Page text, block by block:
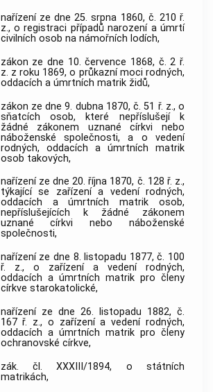
nařízení ze dne 25. srpna 1860, č. 210 ř.
z., o registraci případů narození a úmrtí
civilních osob na námořních lodích,
zákon ze dne 10. července 1868, č. 2 ř.
z. z roku 1869, o průkazní moci rodných,
oddacích a úmrtních matrik židů,
zákon ze dne 9. dubna 1870, č. 51 ř. z., o
sňatcích osob, které nepříslušejí k
žádné zákonem uznané církvi nebo
náboženské společnosti, a o vedení
rodných, oddacích a úmrtních matrik
osob takových,
nařízení ze dne 20. října 1870, č. 128 ř. z.,
týkající se zařízení a vedení rodných,
oddacích a úmrtních matrik osob,
nepříslušejících k žádné zákonem
uznané církvi nebo náboženské
společnosti,
nařízení ze dne 8. listopadu 1877, č. 100
ř. z., o zařízení a vedení rodných,
oddacích a úmrtních matrik pro členy
církve starokatolické,
nařízení ze dne 26. listopadu 1882, č.
167 ř. z., o zařízení a vedení rodných,
oddacích a úmrtních matrik pro členy
ochranovské církve,
zák. čl. XXXIII/1894, o státních
matrikách,